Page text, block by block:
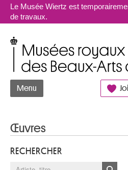
Le Musée Wiertz est
de travaux.
Menu
Œuvres
RECHERCHER